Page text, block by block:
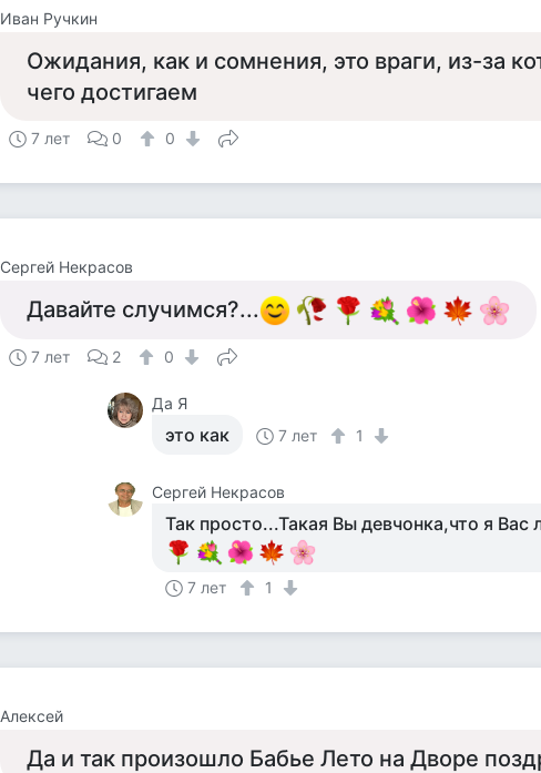
Иван Ручкин
Ожидания, как и сомнения, это враги, из-за
чего достигаем
7 лет 0 0
Сергей Некрасов
Давайте случимся?...
7 лет 2 0
Да Я
это как 7 лет 1
Сергей Некрасов
Так просто...Такая Вы девчонка,что я
7 лет 1
Алексей
Да и так произошло Бабье Лето на Дворе